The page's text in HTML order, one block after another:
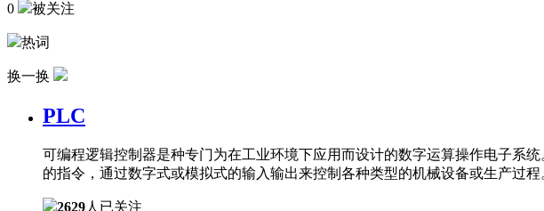
0 被关注
热词
换一换
PLC
可编程逻辑控制器是种专门为在工业环境下应用而设计的数字运算操作电子系
的指令，通过数字式或模拟式的输入输出来控制各种类型的机械设备或生产过程
2629人已关注